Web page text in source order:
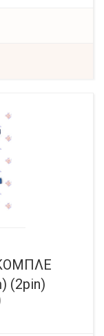
(2pin)